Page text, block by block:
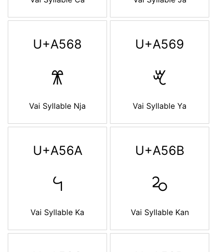
U+A568
ꕨ
Vai Syllable Nja
U+A569
ꕩ
Vai Syllable Ya
U+A56A
ꕪ
Vai Syllable Ka
U+A56B
ꕫ
Vai Syllable Kan